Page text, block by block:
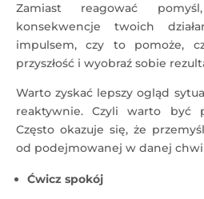
Zamiast reagować
konsekwencje twoich
impulsem, czy to pomoże,
przyszłość i wyobraź sobie
Warto zyskać lepszy ogląd
reaktywnie. Czyli warto być
Często okazuje się, że
od podejmowanej w danej
Ćwicz spokój